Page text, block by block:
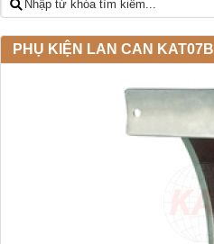
PHỤ KIỆN LAN CAN KAT07B